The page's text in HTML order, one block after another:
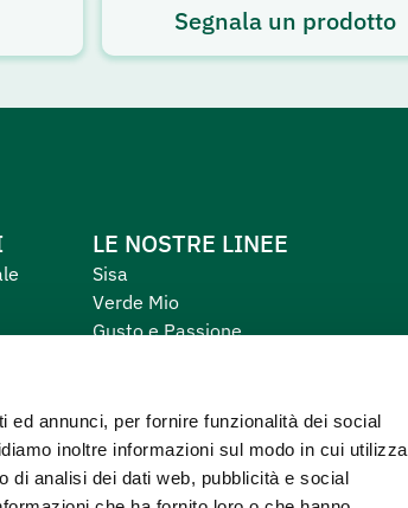
annunci, per fornire funzionalità dei social
inoltre informazioni sul modo in cui utilizza
di analisi dei dati web, pubblicità e social
Segnala un prodotto
LE NOSTRE LINEE
Sisa
Verde Mio
Gusto e Passione